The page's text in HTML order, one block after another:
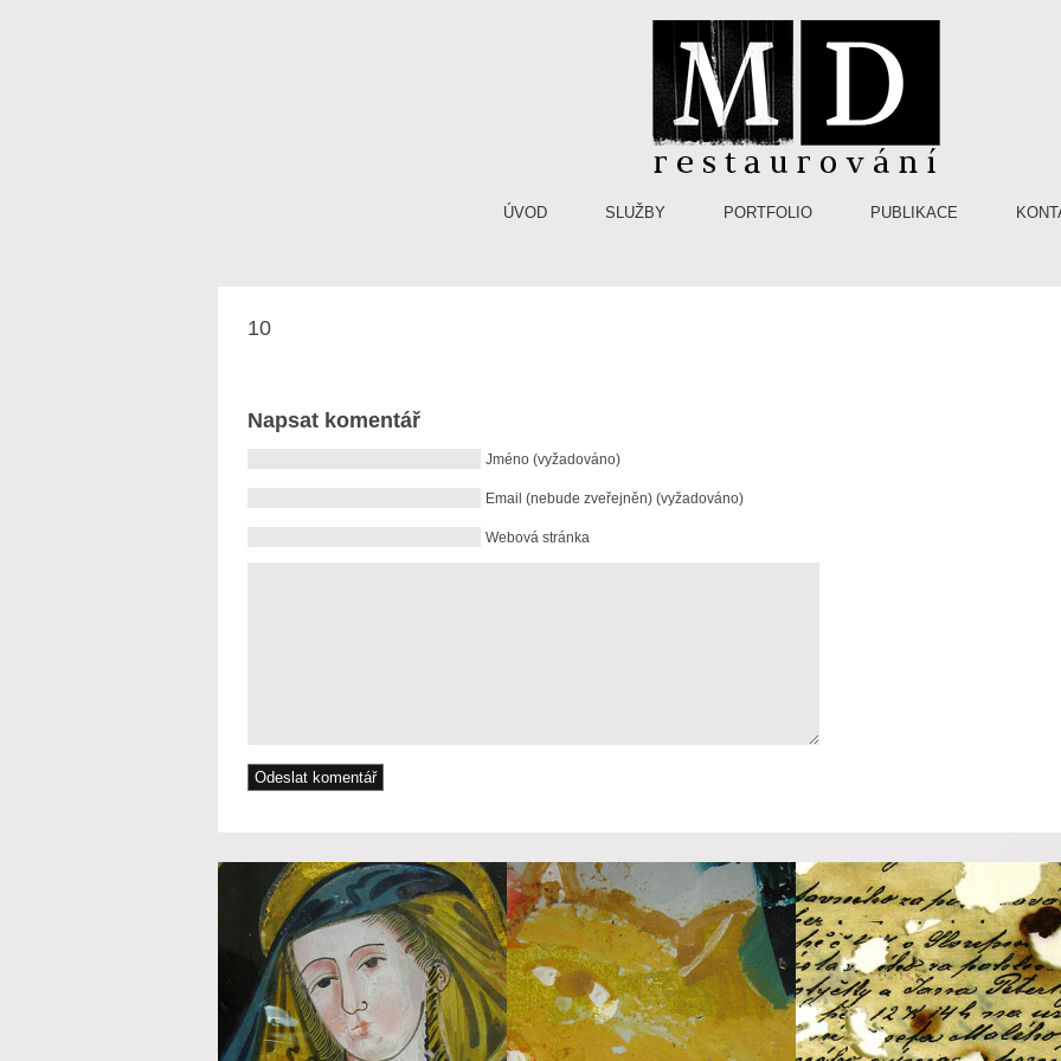
ÚVOD SLUŽBY PORTFOLIO PUBLIKACE
10
Napsat komentář
Jméno (vyžadováno)
Email (nebude zveřejněn) (vyžadováno)
Webová stránka